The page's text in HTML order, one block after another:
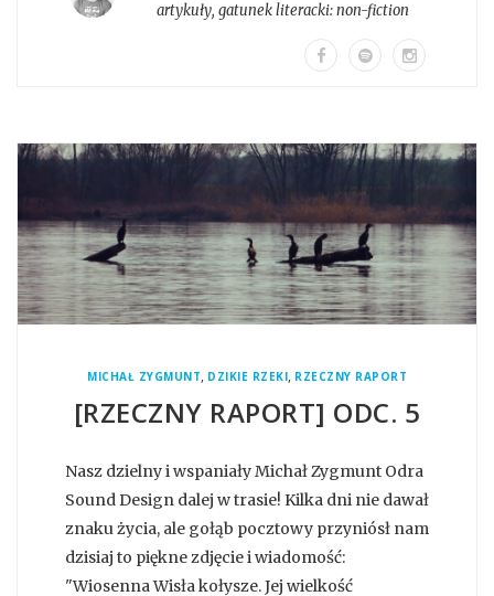
artykuły, gatunek literacki:non-fiction
MICHAŁ ZYGMUNT, DZIKIE RZEKI, RZECZNY RAPORT
[RZECZNY RAPORT] ODC. 5
Nasz dzielny i wspaniały Michał Zygmunt Odra
Sound Design dalej w trasie! Kilka dni nie dawał
znaku życia, ale gołąb pocztowy przyniósł nam
dzisiaj to piękne zdjęcie i wiadomość:
"Wiosenna Wisła kołysze. Jej wielkość